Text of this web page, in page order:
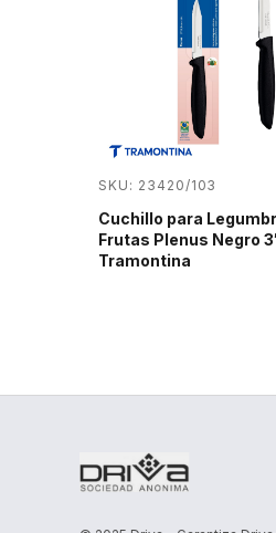
SKU: 23420/103
Cuchillo para
Frutas Plenus Negro
Tramontina